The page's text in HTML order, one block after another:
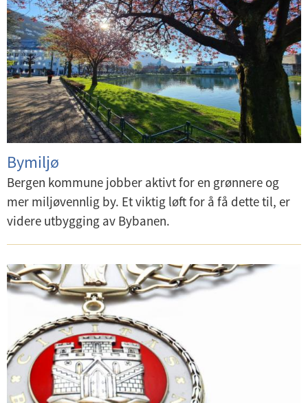
Bymiljø
Bergen kommune jobber aktivt for en grønnere og
mer miljøvennlig by. Et viktig løft for å få dette til, er
videre utbygging av Bybanen.